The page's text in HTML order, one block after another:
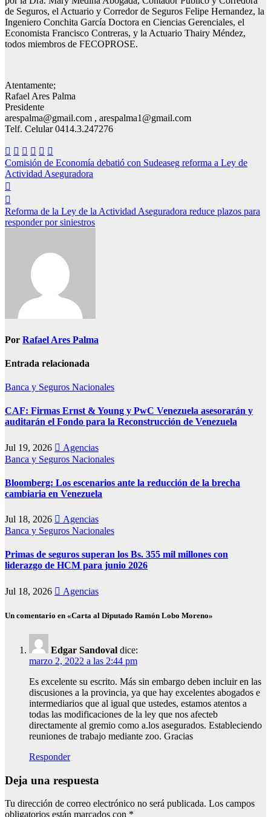
de Seguros, el Actuario y Corredor de Seguros Felipe Hernandez, la
Ingeniero Conchita García Doctora en Ciencias Gerenciales, el
Economista Francisco Contreras, y la Actuario Thairy Méndez,
todos miembros de FECOPROSE.
Atentamente;
Rafael Ares Palma
Presidente
arespalma@gmail.com , arespalma1@gmail.com
Telf. Celular 0414.3.247276
Navegación
de
entradas
Comisión de Economía debatió con Sudeaseg reforma a Ley de
Actividad Aseguradora
Reforma de la Ley de la Actividad Aseguradora reduce plazos para
responder por siniestros
Por Rafael Ares Palma
Entrada relacionada
Banca y Seguros Nacionales
CAF: Firmas Ernst & Young y PwC Venezuela asesorarán y
auditarán el Fondo para la Reconstrucción de Venezuela
Jul 19, 2026
Agencias
Banca y Seguros Nacionales
Bloomberg: Los escenarios ante la reducción de la brecha
cambiaria en Venezuela
Jul 18, 2026
Agencias
Banca y Seguros Nacionales
Primas de seguros superan los Bs. 355 mil millones con
liderazgo de HCM para junio 2026
Jul 18, 2026 Agencias
Un comentario en «Carta al Diputado Ramón Lobo Moreno»
Edgar Sandoval dice:
marzo 2, 2022 a las 2:44 pm
Es excelente su escrito. Más sin embargo deben incluir en las
discusiones a la provincia, ya que hay excelentes abogados e
intermediarios que al igual que ustedes, estamos atentos a
todas las modificaciones de la ley que nos afecteb
directamente al gremio como a.los asegurados. Estableciendo
reuniones de trabajo mediante zoo. Gracias
Responder
Deja una respuesta
Tu dirección de correo electrónico no será publicada. Los campos
obligatorios están marcados con *